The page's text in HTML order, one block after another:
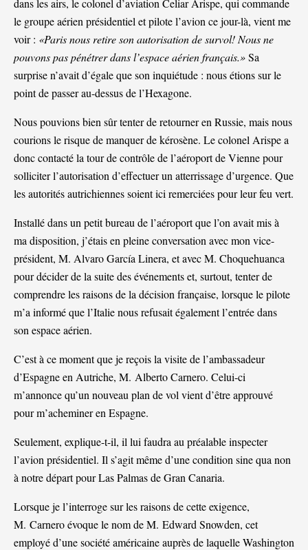
dans les airs, le colonel d’aviation Celiar Arispe, qui commande
le groupe aérien présidentiel et pilote l’avion ce jour-là, vient me
voir : «Paris nous retire son autorisation de survol! Nous ne
pouvons pas pénétrer dans l’espace aérien français.»Sa
surprise n’avait d’égale que son inquiétude : nous étions sur le
point de passer au-dessus de l’Hexagone.
Nous pouvions bien sûr tenter de retourner en Russie, mais nous
courions le risque de manquer de kérosène. Le colonel Arispe a
donc contacté la tour de contrôle de l’aéroport de Vienne pour
solliciter l’autorisation d’effectuer un atterrissage d’urgence. Que
les autorités autrichiennes soient ici remerciées pour leur feu vert.
Installé dans un petit bureau de l’aéroport que l’on avait mis à
ma disposition, j’étais en pleine conversation avec mon vice-
président, M. Alvaro García Linera, et avec M. Choquehuanca
pour décider de la suite des événements et, surtout, tenter de
comprendre les raisons de la décision française, lorsque le pilote
m’a informé que l’Italie nous refusait également l’entrée dans
son espace aérien.
C’est à ce moment que je reçois la visite de l’ambassadeur
d’Espagne en Autriche, M. Alberto Carnero. Celui-ci
m’annonce qu’un nouveau plan de vol vient d’être approuvé
pour m’acheminer en Espagne.
Seulement, explique-t-il, il lui faudra au préalable inspecter
l’avion présidentiel. Il s’agit même d’une condition sine qua non
à notre départ pour Las Palmas de Gran Canaria.
Lorsque je l’interroge sur les raisons de cette exigence,
M. Carnero évoque le nom de M. Edward Snowden, cet
employé d’une société américaine auprès de laquelle Washington